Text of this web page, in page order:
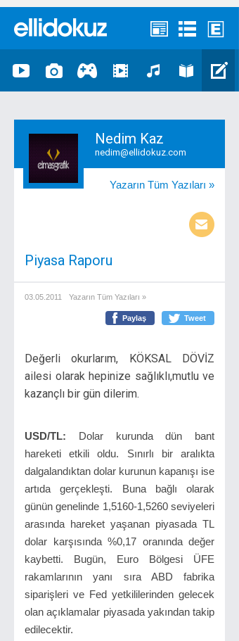
Nedim Kaz
nedim@ellidokuz.com
Yazarın Tüm Yazıları »
Piyasa Raporu
03.05.2011 Yazarın Tüm Yazıları »
Paylaş Tweet
Değerli okurlarım, KÖKSAL DÖVİZ
ailesi olarak hepinize sağlıklı,mutlu ve
kazançlı bir gün dilerim.
USD/TL: Dolar kurunda dün bant
hareketi etkili oldu. Sınırlı bir aralıkta
dalgalandıktan dolar kurunun kapanışı ise
artıda gerçekleşti. Buna bağlı olarak
günün genelinde 1,5160-1,5260 seviyeleri
arasında hareket yaşanan piyasada TL
dolar karşısında %0,17 oranında değer
kaybetti. Bugün, Euro Bölgesi ÜFE
rakamlarının yanı sıra ABD fabrika
siparişleri ve Fed yetkililerinden gelecek
olan açıklamalar piyasada yakından takip
edilecektir.